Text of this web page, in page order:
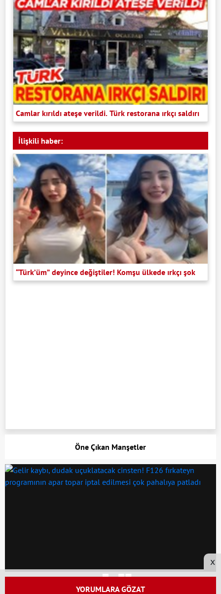
Camlar kırıldı ateşe verildi. Türk restorana ırkçı saldırı
İlişkili haber:
“Türk’üm” deyince değiştiler! Komşu ülkede ırkçı şok
Öne Çıkan Manşetler
YORUMLARA GÖZAT
x